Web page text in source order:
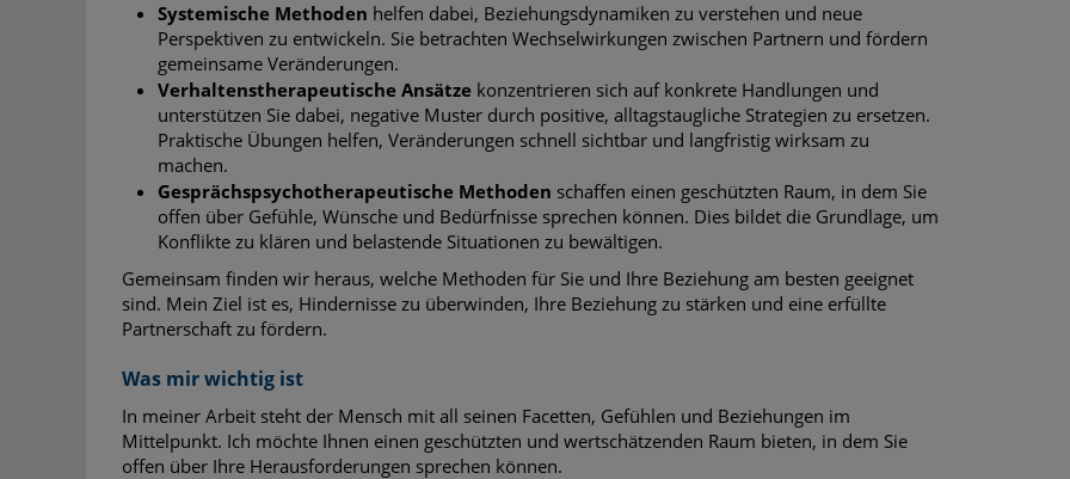
Systemische Methoden helfen dabei, Beziehungsdynamiken zu verstehen und neue
Perspektiven zu entwickeln. Sie betrachten Wechselwirkungen zwischen Partnern und fördern
gemeinsame Veränderungen.
Verhaltenstherapeutische Ansätze konzentrieren sich auf konkrete Handlungen und
unterstützen Sie dabei, negative Muster durch positive, alltagstaugliche Strategien zu ersetzen.
Praktische Übungen helfen, Veränderungen schnell sichtbar und langfristig wirksam zu
machen.
Gesprächspsychotherapeutische Methoden schaffen einen geschützten Raum, in dem Sie
offen über Gefühle, Wünsche und Bedürfnisse sprechen können. Dies bildet die Grundlage, um
Konflikte zu klären und belastende Situationen zu bewältigen.
Gemeinsam finden wir heraus, welche Methoden für Sie und Ihre Beziehung am besten geeignet
sind. Mein Ziel ist es, Hindernisse zu überwinden, Ihre Beziehung zu stärken und eine erfüllte
Partnerschaft zu fördern.
Was mir wichtig ist
In meiner Arbeit steht der Mensch mit all seinen Facetten, Gefühlen und Beziehungen im
Mittelpunkt. Ich möchte Ihnen einen geschützten und wertschätzenden Raum bieten, in dem Sie
offen über Ihre Herausforderungen sprechen können.